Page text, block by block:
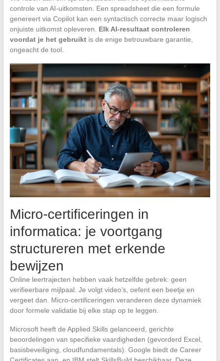
controle van AI-uitkomsten. Een spreadsheet die een formule
genereert via Copilot kan een syntactisch correcte maar logisch
onjuiste uitkomst opleveren. Elk AI-resultaat controleren
voordat je het gebruiktis de enige betrouwbare garantie,
ongeacht de tool.
Micro-certificeringen in
informatica: je voortgang
structureren met erkende
bewijzen
Online leertrajecten hebben vaak hetzelfde gebrek: geen
verifieerbare mijlpaal. Je volgt video’s, oefent een beetje en
vergeet dan. Micro-certificeringen veranderen deze dynamiek
door formele validatie bij elke stap op te leggen.
Microsoft heeft de Applied Skills gelanceerd, gerichte
beoordelingen van specifieke vaardigheden (gevorderd Excel,
basisbeveiliging, cloudfundamentals). Google biedt de Career